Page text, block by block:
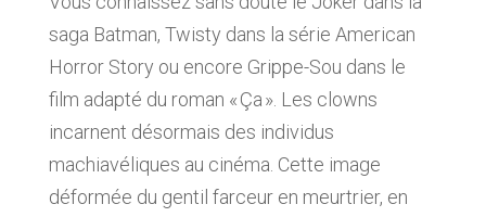
saga Batman, Twisty dans la série American
Horror Story ou encore Grippe-Sou dans le
film adapté du roman « Ça ». Les clowns
incarnent désormais des individus
machiavéliques au cinéma. Cette image
déformée du gentil farceur en meurtrier, en